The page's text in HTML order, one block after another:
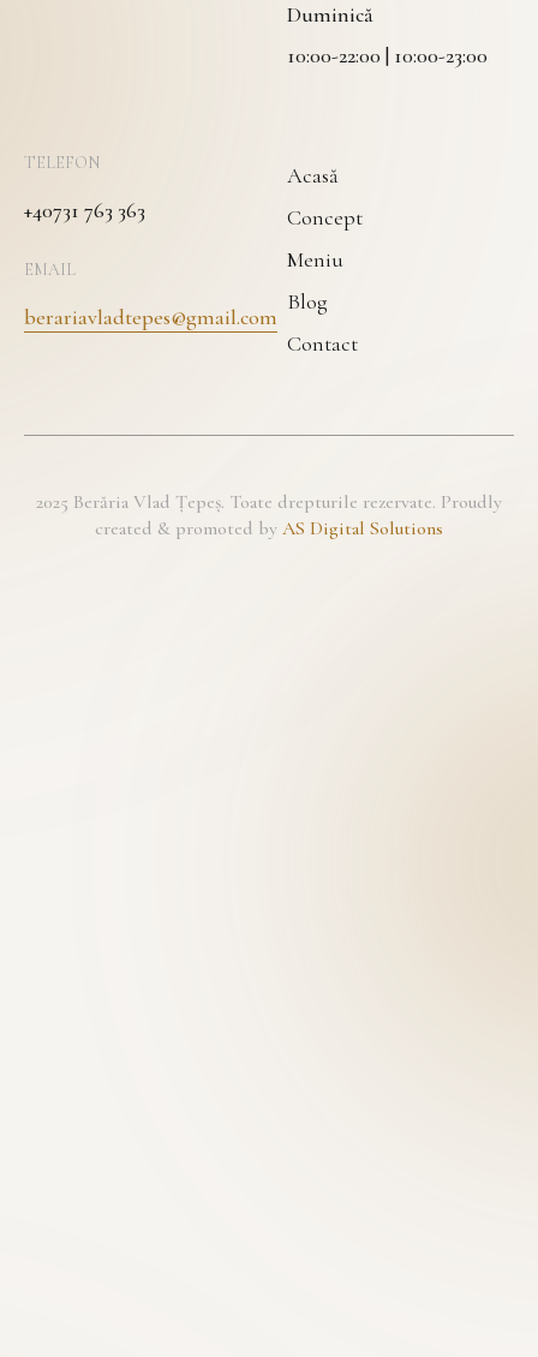
Duminică
10:00-22:00 | 10:00-23:00
TELEFON
+40731 763 363
EMAIL
berariavladtepes@gmail.com
Acasă
Concept
Meniu
Blog
Contact
2025 Berăria Vlad Țepeș. Toate drepturile rezervate. Proudly
created & promoted by AS Digital Solutions